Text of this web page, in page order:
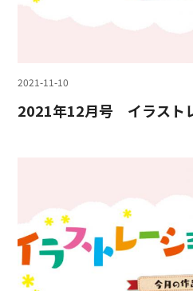
2021-11-10
2021年12月号 イラスト